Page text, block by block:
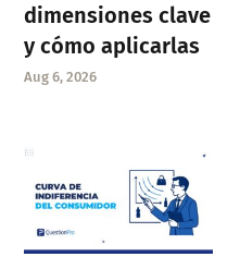
dimensiones clave
y cómo aplicarlas
Aug 6, 2026